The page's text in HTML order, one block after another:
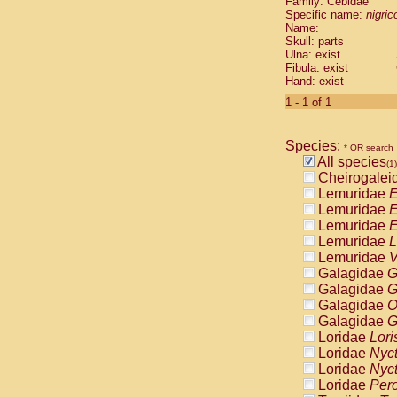
Cebidae
Cebidae
Cebidae
Cebidae
Cebidae
Cebidae
Cebidae
Cebidae
Cebidae
Cebidae
Cebidae
Cebidae
Atelidae
Atelidae
Atelidae
Atelidae
Atelidae
Atelidae
Atelidae
Atelidae
Atelidae
Atelidae
Pitheciidae
Specific name:
Name:
Skull: parts
Ulna: exist
Fibula: exist
Hand: exist
1 - 1 of 1
Species: * OR search
All species(1)
Lemuridae
Lemuridae
Lemuridae
Lemuridae
Lemuridae
Galagidae
Galagidae
Galagidae
Galagidae
Loridae
Loridae
Loridae
Loridae